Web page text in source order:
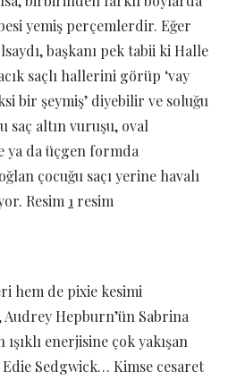
yemiş perçemlerdir. Eğer
başkanı pek tabii ki Halle
saçlı hallerini görüp ‘vay
bir şeymiş’ diyebilir ve soluğu
saç altın vuruşu, oval
ya da üçgen formda
çocuğu saçı yerine havalı
Resim 1 resim
hem de pixie kesimi
Audrey Hepburn’ün Sabrina
enerjisine çok yakışan
Sedgwick… Kimse cesaret